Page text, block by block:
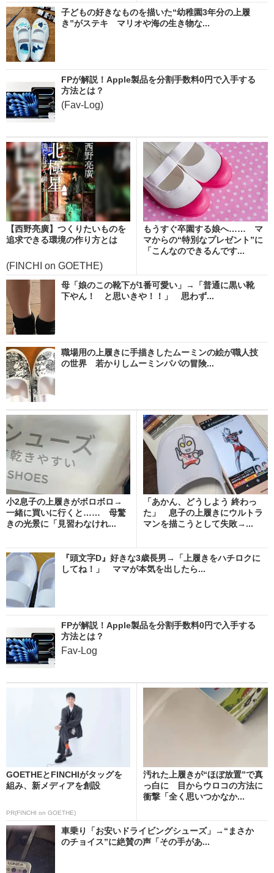
子どもの好きなものを描いた“幼稚園3年分の上履
き”がステキ マリオや海の生き物な...
FPが解説！Apple製品を分割手数料0円で入手する
方法とは？
(Fav-Log)
【西野亮廣】つくりたいものを
追求できる環境の作り方とは
(FINCHI on GOETHE)
もうすぐ卒園する娘へ…… マ
マからの“特別なプレゼント”に
「こんなのできるんです...
母「娘のこの靴下が1番可愛い」→「普通に黒い靴
下やん！ と思いきや！！」 思わず...
職場用の上履きに手描きしたムーミンの絵が職人技
の世界 若かりしムーミンパパの冒険...
小2息子の上履きがボロボロ→
一緒に買いに行くと…… 母驚
きの光景に「見習わなけれ...
「あかん、どうしよう 終わっ
た」 息子の上履きにウルトラ
マンを描こうとして失敗→...
『頭文字D』好きな3歳長男→「上履きをハチロクに
してね！」 ママが本気を出したら...
FPが解説！Apple製品を分割手数料0円で入手する
方法とは？
Fav-Log
GOETHEとFINCHIがタッグを
組み、新メディアを創設
PR(FINCHI on GOETHE)
汚れた上履きが“ほぼ放置”で真
っ白に 目からウロコの方法に
衝撃「全く思いつかなか...
車乗り「お安いドライビングシューズ」→“まさか
のチョイス”に絶賛の声「その手があ...